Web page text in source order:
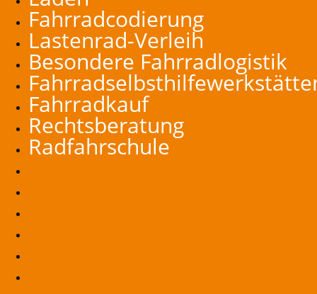
Fahrradcodierung
Lastenrad-Verleih
Besondere Fahrradlogistik
Fahrradkauf
Rechtsberatung
Radfahrschule